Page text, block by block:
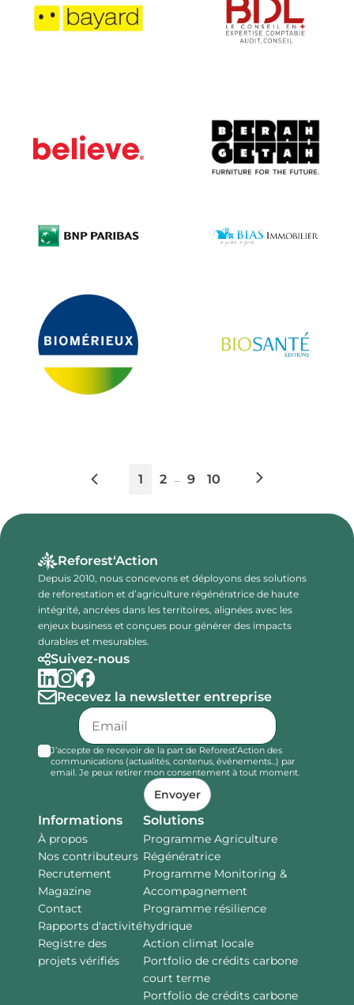
1 2 ... 9 10
Reforest‘Action
Depuis 2010, nous concevons et déployons des solutions
de reforestation et d’agriculture régénératrice de haute
intégrité, ancrées dans les territoires, alignées avec les
enjeux business et conçues pour générer des impacts
durables et mesurables.
Suivez-nous
Recevez la newsletter entreprise
J’accepte de recevoir de la part de Reforest’Action des
communications (actualités, contenus, événements...) par
email. Je peux retirer mon consentement à tout moment.
Envoyer
Informations
À propos
Nos contributeurs
Recrutement
Magazine
Contact
Rapports d'activité
Registre des
projets vérifiés
Solutions
Programme Agriculture
Régénératrice
Programme Monitoring &
Accompagnement
Programme résilience
hydrique
Action climat locale
Portfolio de crédits carbone
court terme
Portfolio de crédits carbone